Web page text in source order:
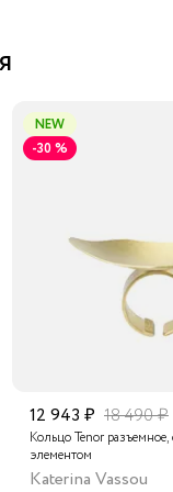
NEW
-30 %
12 943 ₽ 18 490 ₽
Кольцо Tenor
элементом
Katerina Vassou